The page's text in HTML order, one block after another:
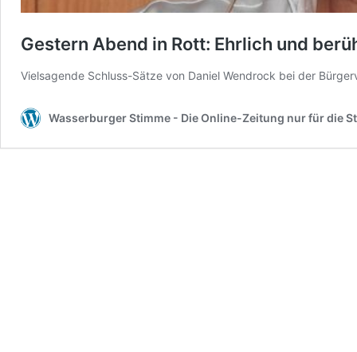
Gestern Abend in Rott: Ehrlich und
Vielsagende Schluss-Sätze von Daniel Wendrock bei der
Wasserburger Stimme - Die Online-Zeitung nur für die